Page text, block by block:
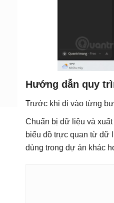
Hướng dẫn quy
Trước khi đi vào từng
Chuẩn bị dữ liệu và
biểu đồ trực quan từ dữ
dùng trong dự án khác